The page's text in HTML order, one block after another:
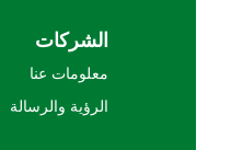
الشركات
معلومات عنا
الرؤية والرسالة